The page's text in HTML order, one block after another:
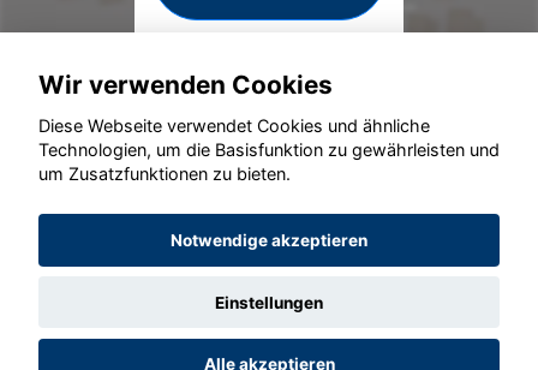
© konjunkturmotor.de GmbH 2020 - 2026
Wir verwenden Cookies
Diese Webseite verwendet Cookies und ähnliche
Technologien, um die Basisfunktion zu gewährleisten und
um Zusatzfunktionen zu bieten.
Notwendige akzeptieren
Einstellungen
Alle akzeptieren